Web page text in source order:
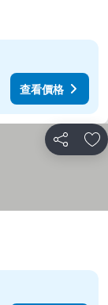
查看價格
分享 放